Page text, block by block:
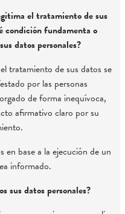
el tratamiento de sus
condición fundamenta o
datos personales?
tratamiento de sus datos se
por las personas
de forma inequívoca,
afirmativo claro por su
en base a la ejecución de un
informado.
sus datos personales?